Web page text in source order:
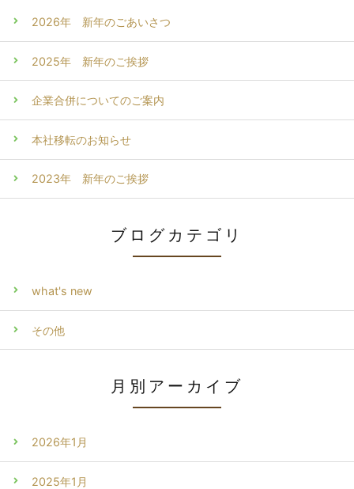
2026年 新年のごあいさつ
2025年 新年のご挨拶
企業合併についてのご案内
本社移転のお知らせ
2023年 新年のご挨拶
ブログカテゴリ
what's new
その他
月別アーカイブ
2026年1月
2025年1月